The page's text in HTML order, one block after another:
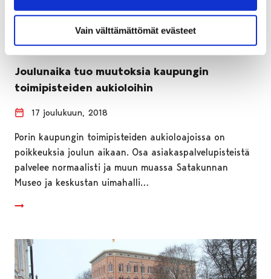
Vain välttämättömät evästeet
Joulunaika tuo muutoksia kaupungin
toimipisteiden aukioloihin
17 joulukuun, 2018
Porin kaupungin toimipisteiden aukioloajoissa on
poikkeuksia joulun aikaan. Osa asiakaspalvelupisteistä
palvelee normaalisti ja muun muassa Satakunnan
Museo ja keskustan uimahalli…